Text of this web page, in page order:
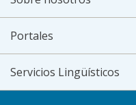
Portales
Servicios Lingüísticos